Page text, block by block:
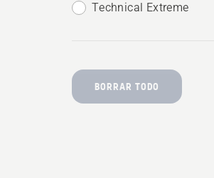
Technical Extreme
BORRAR TODO